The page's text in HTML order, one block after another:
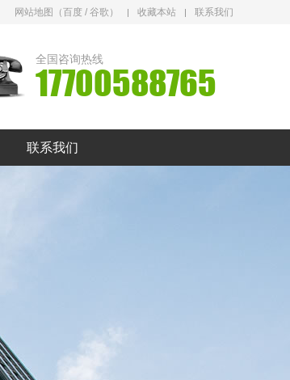
网站地图 （百度 / 谷歌 ） 收藏本站 联系我们
全国咨询热线
17700588765
联系我们